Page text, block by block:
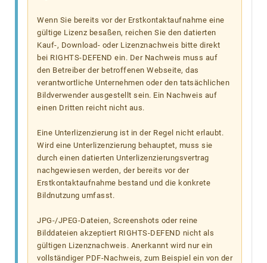
Wenn Sie bereits vor der Erstkontaktaufnahme eine
gültige Lizenz besaßen, reichen Sie den datierten
Kauf-, Download- oder Lizenznachweis bitte direkt
bei RIGHTS-DEFEND ein. Der Nachweis muss auf
den Betreiber der betroffenen Webseite, das
verantwortliche Unternehmen oder den tatsächlichen
Bildverwender ausgestellt sein. Ein Nachweis auf
einen Dritten reicht nicht aus.
Eine Unterlizenzierung ist in der Regel nicht erlaubt.
Wird eine Unterlizenzierung behauptet, muss sie
durch einen datierten Unterlizenzierungsvertrag
nachgewiesen werden, der bereits vor der
Erstkontaktaufnahme bestand und die konkrete
Bildnutzung umfasst.
JPG-/JPEG-Dateien, Screenshots oder reine
Bilddateien akzeptiert RIGHTS-DEFEND nicht als
gültigen Lizenznachweis. Anerkannt wird nur ein
vollständiger PDF-Nachweis, zum Beispiel ein von der